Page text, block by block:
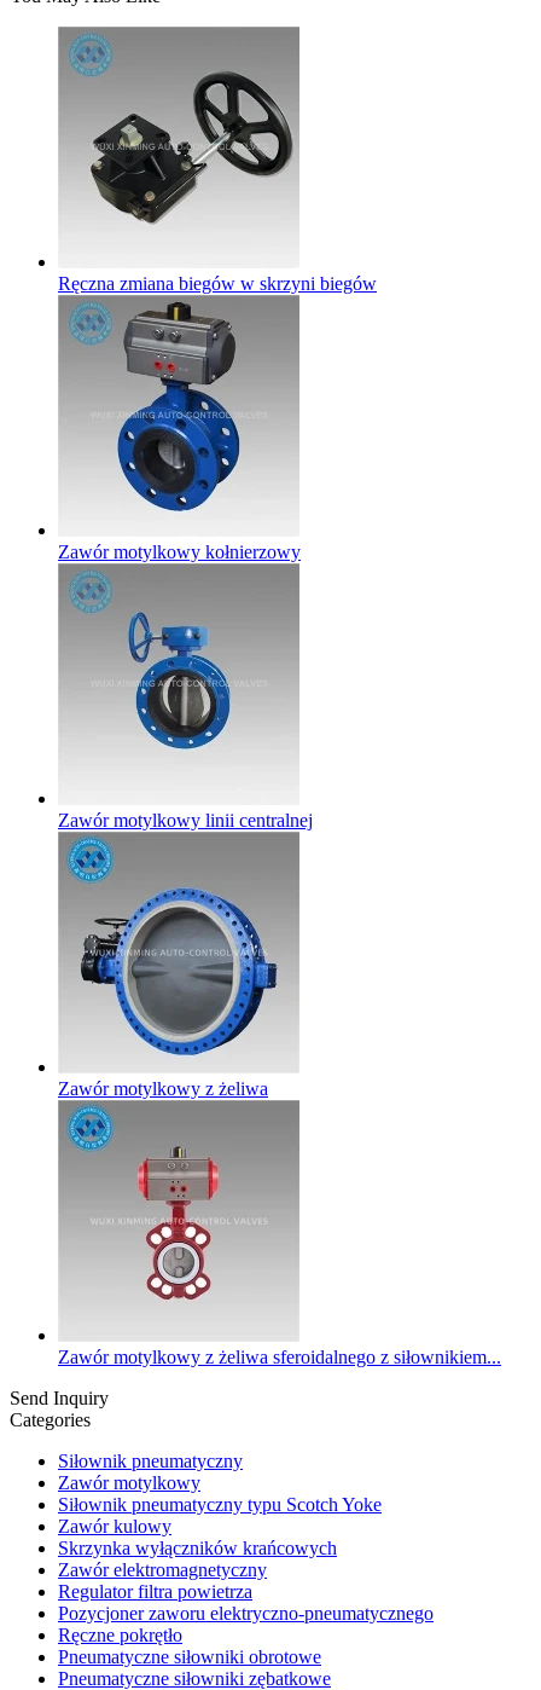
Ręczna zmiana biegów w skrzyni biegów
Zawór motylkowy kołnierzowy
Zawór motylkowy linii centralnej
Zawór motylkowy z żeliwa
Zawór motylkowy z żeliwa sferoidalnego z siłownikiem...
Send Inquiry
Categories
Siłownik pneumatyczny
Zawór motylkowy
Siłownik pneumatyczny typu Scotch Yoke
Zawór kulowy
Skrzynka wyłączników krańcowych
Zawór elektromagnetyczny
Regulator filtra powietrza
Pozycjoner zaworu elektryczno-pneumatycznego
Ręczne pokrętło
Pneumatyczne siłowniki obrotowe
Pneumatyczne siłowniki zębatkowe